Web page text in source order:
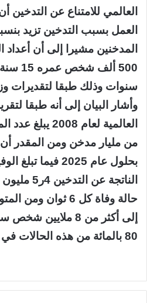
العالمي للامتناع عن التدخين
المدخنين مشيرا إلى أن
سنوات وذلك طبقا لتقديرات وزارة
وأشار البيان إلى أنه طبقا
العالمية لعام
بحلول عام 2025
الناتجة
حالة وفاة كل 6 ثوان
80 بالمائة من هذه الحالات في العالم النامي